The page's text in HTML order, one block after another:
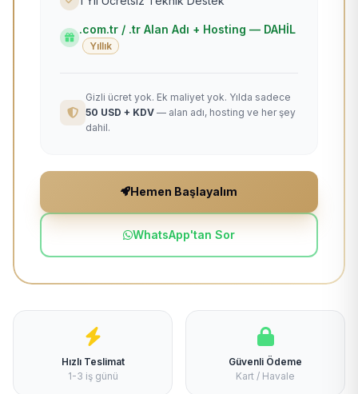
.com.tr / .tr Alan Adı + Hosting — DAHİL
Yıllık
Gizli ücret yok. Ek maliyet yok. Yılda sadece
50 USD + KDV — alan adı, hosting ve her şey
dahil.
Hemen Başlayalım
WhatsApp'tan Sor
Hızlı Teslimat
1-3 iş günü
Güvenli Ödeme
Kart / Havale